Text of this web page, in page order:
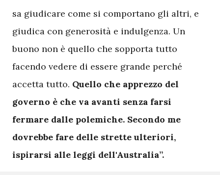
sa giudicare come si comportano gli altri, e
giudica con generosità e indulgenza. Un
buono non è quello che sopporta tutto
facendo vedere di essere grande perché
accetta tutto. Quello che apprezzo del
governo è che va avanti senza farsi
fermare dalle polemiche. Secondo me
dovrebbe fare delle strette ulteriori,
ispirarsi alle leggi dell'Australia”.